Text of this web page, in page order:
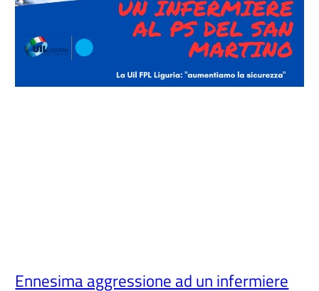
Ennesima aggressione ad un infermiere